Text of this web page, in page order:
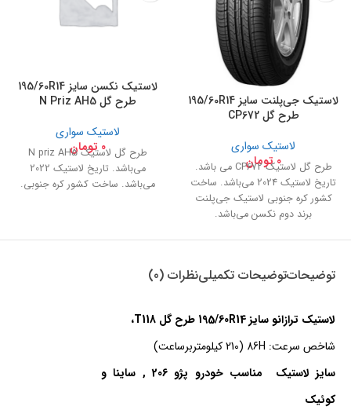
لاستیک جی‌پلنت سایز 195/60R14
طرح گل CP672
لاستیک سواری
0 تومان
طرح گل لاستیک CP672 می باشد.
تاریخ لاستیک 2024 می‌باشد. ساخت
کشور کره جنوبی لاستیک جی‌پلنت
برند دوم نکسن می‌باشد.
لاستیک نکسن سایز 195/60R14
طرح گل N Priz AH5
لاستیک سواری
0 تومانطرح گل لاستیک N priz AH5
می‌باشد. تاریخ لاستیک 2022
می‌باشد. ساخت کشور کره جنوبی.
توضیحاتتوضیحات تکمیلینظرات (0)
لاستیک ترازانو سایز 195/60R14 طرح گل T118،
شاخص سرعت: 86H (210 کیلومتربرساعت)
سایز لاستیک مناسب خودرو پژو 206 , ساینا و
کوئیک